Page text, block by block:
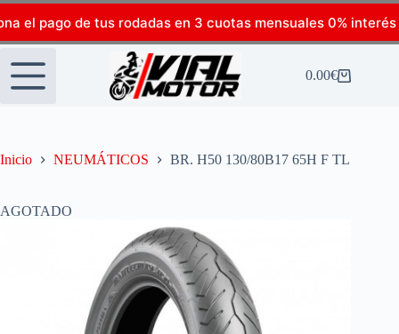
el pago de tus rodadas en 3 cuotas mensuales 0% interés
0.00€
Inicio NEUMÁTICOS BR. H50 130/80B17 65H F TL
AGOTADO